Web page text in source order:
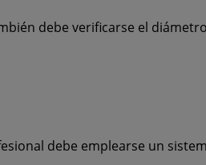
debe verificarse el
debe emplearse un